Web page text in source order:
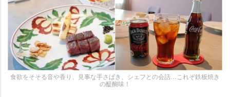
食欲をそそる音や香り、見事な手さばき、シェフとの会話…これぞ鉄板焼き
の醍醐味！